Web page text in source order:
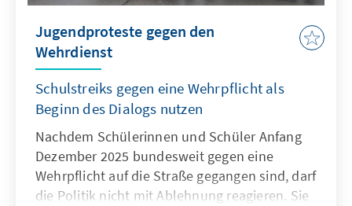
Jugendproteste gegen den
Wehrdienst
Schulstreiks gegen eine Wehrpflicht als
Beginn des Dialogs nutzen
Nachdem Schülerinnen und Schüler Anfang
Dezember 2025 bundesweit gegen eine
Wehrpflicht auf die Straße gegangen sind, darf
die Politik nicht mit Ablehnung reagieren. Sie